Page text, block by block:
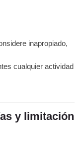
inapropiado,
cualquier actividad
y limitación